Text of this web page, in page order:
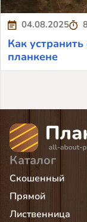
04.08.2025
Как
планкене
Каталог
Скошенный
Прямой
Лиственница